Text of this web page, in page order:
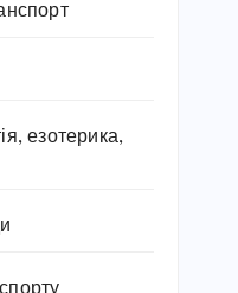
езотерика,